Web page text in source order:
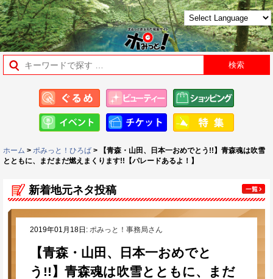
ホーム > ポみっと！ひろば > 【青森・山田、日本一おめでとう!!】青森魂は吹雪
とともに、まだまだ燃えまくります!!【パレードあるよ！】
新着地元ネタ投稿
2019年01月18日:ポみっと！事務局さん
【青森・山田、日本一おめでと
う!!】青森魂は吹雪とともに、まだ